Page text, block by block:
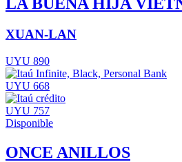
XUAN-LAN
UYU 890
UYU 668
UYU 757
Disponible
ONCE ANILLOS